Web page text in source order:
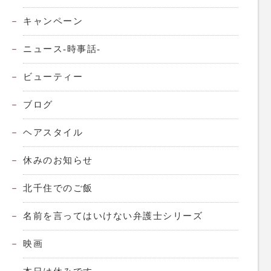
キャンペーン
ニュース-時事話-
ビューティー
ブログ
ヘアスタイル
休みのお知らせ
北千住でのご飯
名前を言ってはいけない弁護士シリーズ
映画